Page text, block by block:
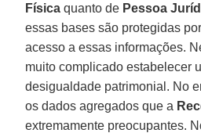
Física quanto de Pessoa
essas bases são protegidas
acesso a essas informações.
muito complicado estabelecer
desigualdade patrimonial. No
os dados agregados que a
extremamente preocupantes.